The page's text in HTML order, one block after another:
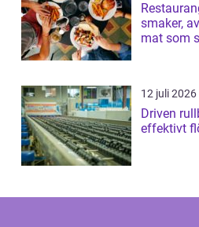
Restaurang
smaker,
mat som
12 juli 2026
Driven
effektivt